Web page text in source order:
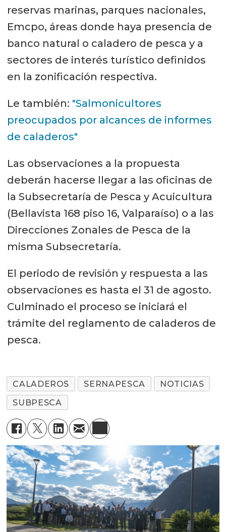
reservas marinas, parques nacionales,
Emcpo, áreas donde haya presencia de
banco natural o caladero de pesca y a
sectores de interés turístico definidos
en la zonificación respectiva.
Le también: "Salmonicultores
preocupados por alcances de informes
de caladeros"
Las observaciones a la propuesta
deberán hacerse llegar a las oficinas de
la Subsecretaría de Pesca y Acuicultura
(Bellavista 168 piso 16, Valparaíso) o a las
Direcciones Zonales de Pesca de la
misma Subsecretaría.
El periodo de revisión y respuesta a las
observaciones es hasta el 31 de agosto.
Culminado el proceso se iniciará el
trámite del reglamento de caladeros de
pesca.
CALADEROS SERNAPESCA
NOTICIAS
SUBPESCA